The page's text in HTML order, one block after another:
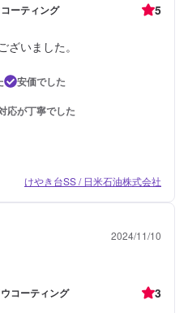
ーティング 5
いました。
安価でした
応が丁寧でした
けやき台SS / 日米石油株式会社
2024/11/10
コーティング 3